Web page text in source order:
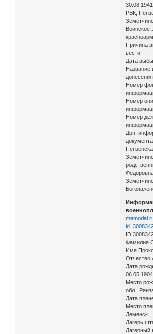
РВК,
Воинское
Причина
вести
Дата
Название
Номер
Номер
Номер
Доп.
ID
Фамилия
Имя
Отчество
Дата
06.05.1904
Место
обл.,
Дата
Место
Деменск
Лагерь
Лагерный